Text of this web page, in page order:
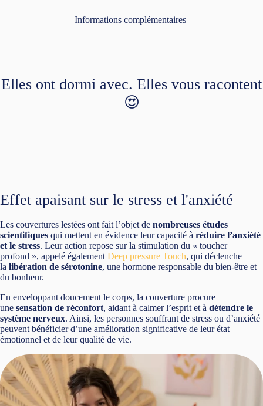
Informations complémentaires
Elles ont dormi avec. Elles vous racontent
😍
Effet apaisant sur le stress et l'anxiété
Les couvertures lestées ont fait l’objet de nombreuses études
scientifiques qui mettent en évidence leur capacité à réduire l’anxiété
et le stress. Leur action repose sur la stimulation du « toucher
profond », appelé également Deep pressure Touch, qui déclenche
la libération de sérotonine, une hormone responsable du bien-être et
du bonheur.
En enveloppant doucement le corps, la couverture procure
une sensation de réconfort, aidant à calmer l’esprit et à détendre le
système nerveux. Ainsi, les personnes souffrant de stress ou d’anxiété
peuvent bénéficier d’une amélioration significative de leur état
émotionnel et de leur qualité de vie.